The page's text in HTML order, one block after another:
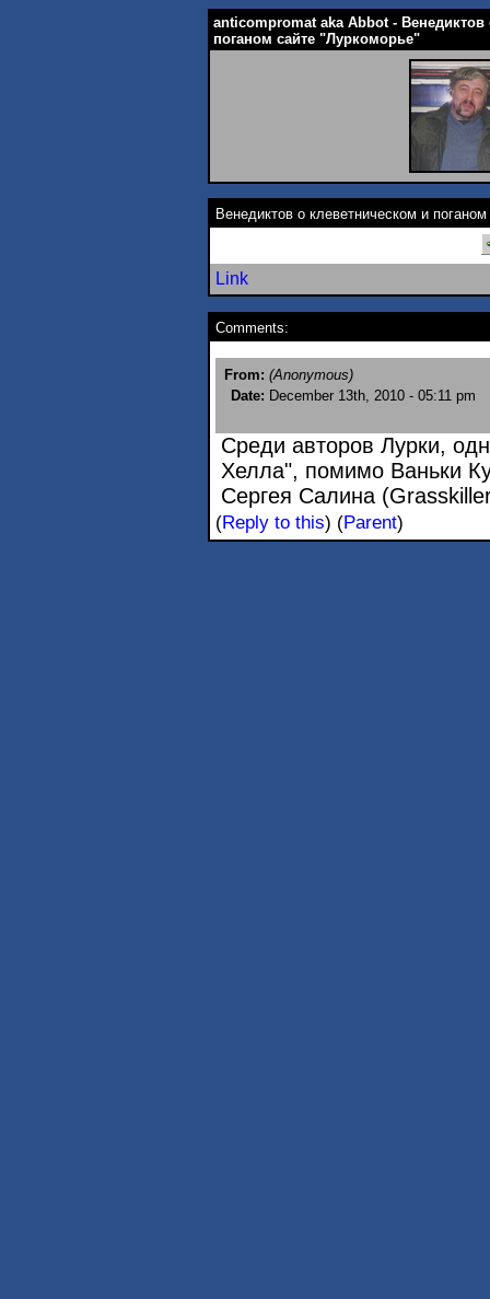
anticompromat aka Abbot - Венедиктов
поганом сайте "Луркоморье"
Венедиктов о клеветническом и
Link
Comments:
From: (Anonymous)
Date: December 13th, 2010 - 05:11 pm
Среди авторов Лурки,
Хелла", помимо Ваньки
Сергея Салина
(Reply to this) (Parent)